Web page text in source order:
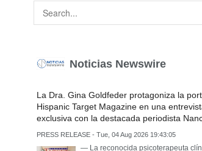
Noticias Newswire
La Dra. Gina Goldfeder protagoniza la
Hispanic Target Magazine en una
exclusiva con la destacada periodista
PRESS RELEASE - Tue, 04 Aug 2026 19:43:05
— La reconocida psicoterapeuta